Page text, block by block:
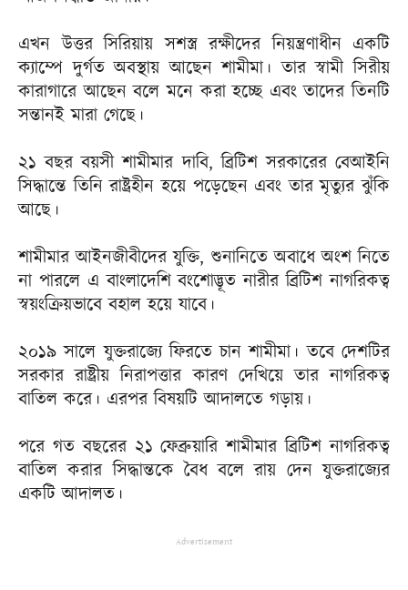
এখন উত্তর সিরিয়ায় সশস্ত্র রক্ষীদের নিয়ন্ত্রণাধীন একটি
ক্যাম্পে দুর্গত অবস্থায় আছেন শামীমা। তার স্বামী সিরীয়
কারাগারে আছেন বলে মনে করা হচ্ছে এবং তাদের তিনটি
সন্তানই মারা গেছে।
২১ বছর বয়সী শামীমার দাবি, ব্রিটিশ সরকারের বেআইনি
সিদ্ধান্তে তিনি রাষ্ট্রহীন হয়ে পড়েছেন এবং তার মৃত্যুর ঝুঁকি
আছে।
শামীমার আইনজীবীদের যুক্তি, শুনানিতে অবাধে অংশ নিতে
না পারলে এ বাংলাদেশি বংশোদ্ভূত নারীর ব্রিটিশ নাগরিকত্ব
স্বয়ংক্রিয়ভাবে বহাল হয়ে যাবে।
২০১৯ সালে যুক্তরাজ্যে ফিরতে চান শামীমা। তবে দেশটির
সরকার রাষ্ট্রীয় নিরাপত্তার কারণ দেখিয়ে তার নাগরিকত্ব
বাতিল করে। এরপর বিষয়টি আদালতে গড়ায়।
পরে গত বছরের ২১ ফেব্রুয়ারি শামীমার ব্রিটিশ নাগরিকত্ব
বাতিল করার সিদ্ধান্তকে বৈধ বলে রায় দেন যুক্তরাজ্যের
একটি আদালত।
Advertisement